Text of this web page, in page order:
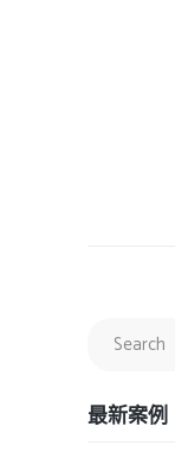
最新案例